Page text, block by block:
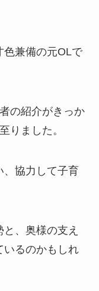
色兼備の元OLで
の紹介がきっか
りました。
、協力して子育
、奥様の支え
いるのかもしれ